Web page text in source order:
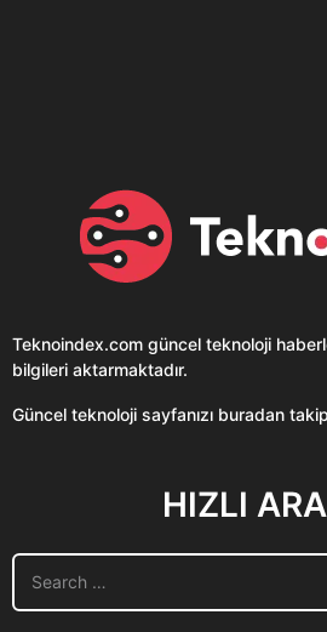
Teknoindex.com güncel teknoloji
bilgileri aktarmaktadır.
Güncel teknoloji sayfanızı buradan
HIZLI
S
a